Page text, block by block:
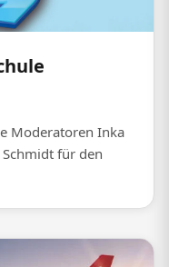
Moderatoren Inka
für den